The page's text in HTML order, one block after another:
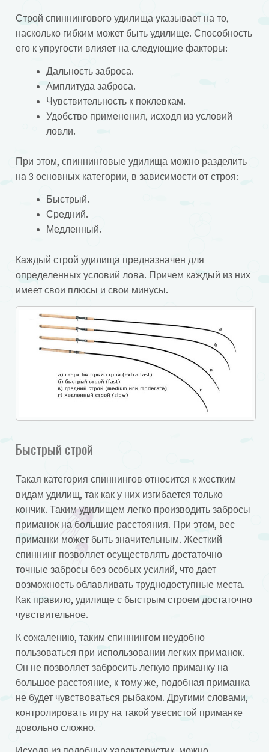
Строй спиннингового удилища указывает на то,
насколько гибким может быть удилище. Способность
его к упругости влияет на следующие факторы:
Дальность заброса.
Амплитуда заброса.
Чувствительность к поклевкам.
Удобство применения, исходя из условий
ловли.
При этом, спиннинговые удилища можно разделить
на 3 основных категории, в зависимости от строя:
Быстрый.
Средний.
Медленный.
Каждый строй удилища предназначен для
определенных условий лова. Причем каждый из них
имеет свои плюсы и свои минусы.
Быстрый строй
Такая категория спиннингов относится к жестким
видам удилищ, так как у них изгибается только
кончик. Таким удилищем легко производить забросы
приманок на большие расстояния. При этом, вес
приманки может быть значительным. Жесткий
спиннинг позволяет осуществлять достаточно
точные забросы без особых усилий, что дает
возможность облавливать труднодоступные места.
Как правило, удилище с быстрым строем достаточно
чувствительное.
К сожалению, таким спиннингом неудобно
пользоваться при использовании легких приманок.
Он не позволяет забросить легкую приманку на
большое расстояние, к тому же, подобная приманка
не будет чувствоваться рыбаком. Другими словами,
контролировать игру на такой увесистой приманке
довольно сложно.